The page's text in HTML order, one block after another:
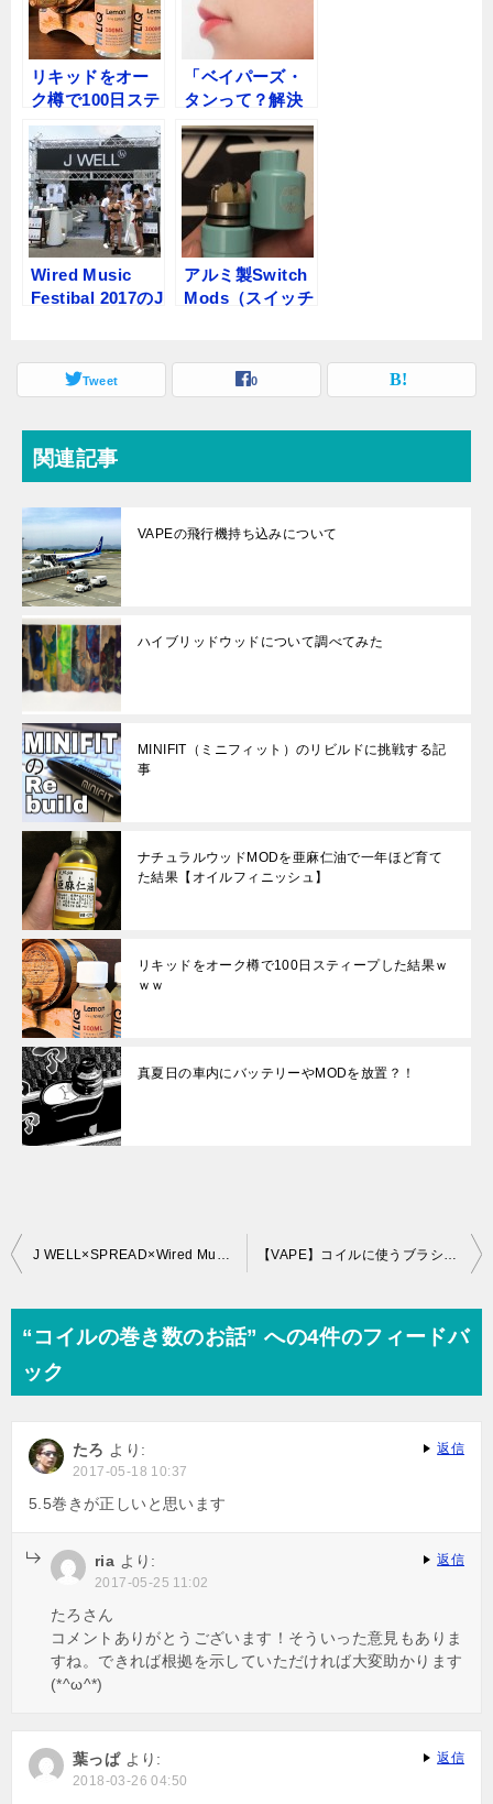
リキッドをオー
ク樽で100日ステ
ィープした結果
ｗｗｗ
「ベイパーズ・
タンって？解決
法は？」VAPEコ
ラム
Wired Music
Festibal 2017のJ
アルミ製Switch
Mods（スイッチ
すめビルド
Tweet 0
関連記事
VAPEの飛行機持ち込みについて
ハイブリッドウッドについて調べてみた
MINIFIT（ミニフィット）のリビルドに挑戦する記
事
ナチュラルウッドMODを亜麻仁油で一年ほど育て
た結果【オイルフィニッシュ】
リキッドをオーク樽で100日スティープした結果ｗ
ｗｗ
真夏日の車内にバッテリーやMODを放置？！
投
ゲ
シ
ョ
J WELL×SPREAD×Wired Music Festibal 【VAPE】コイルに使うブラシを買ってみたよ【掃除】
“コイルの巻き数のお話” への4件のフィードバ
ック
たろ より:
2017-05-18 10:37
5.5巻きが正しいと思います
返信
ria より:
2017-05-25 11:02
たろさん
コメントありがとうございます！そういった意見もありま
すね。できれば根拠を示していただければ大変助かります
(*^ω^*)
返信
葉っぱ より:
2018-03-26 04:50
返信